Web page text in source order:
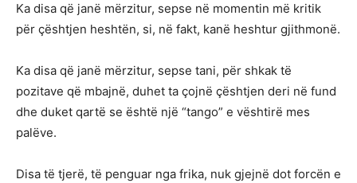
Ka disa që janë mërzitur, sepse në momentin më kritik
për çështjen heshtën, si, në fakt, kanë heshtur gjithmonë.
Ka disa që janë mërzitur, sepse tani, për shkak të
pozitave që mbajnë, duhet ta çojnë çështjen deri në fund
dhe duket qartë se është një “tango” e vështirë mes
palëve.
Disa të tjerë, të penguar nga frika, nuk gjejnë dot forcën e